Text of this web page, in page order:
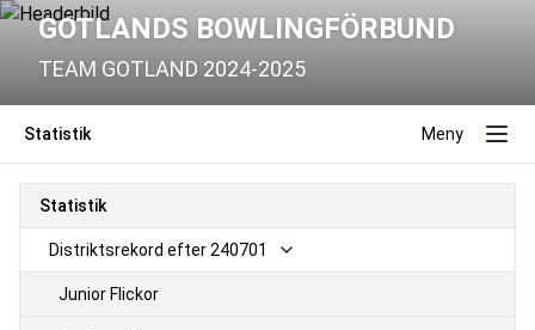
GOTLANDS BOWLINGFÖRBUND
TEAM GOTLAND 2024-2025
Statistik Meny
Statistik
Distriktsrekord efter 240701
Junior Flickor